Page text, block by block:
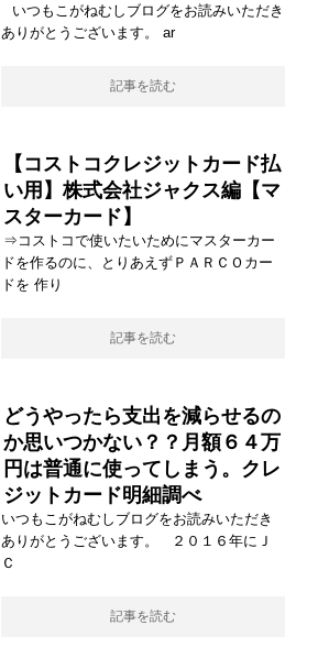
いつもこがねむしブログをお読みいただき
ありがとうございます。 ar
記事を読む
【コストコクレジットカード払
い用】株式会社ジャクス編【マ
スターカード】
⇒コストコで使いたいためにマスターカー
ドを作るのに、とりあえずＰＡＲＣＯカー
ドを 作り
記事を読む
どうやったら支出を減らせるの
か思いつかない？？月額６４万
円は普通に使ってしまう。クレ
ジットカード明細調べ
いつもこがねむしブログをお読みいただき
ありがとうございます。 ２０１６年にＪ
Ｃ
記事を読む